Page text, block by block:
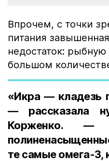
Впрочем, с точки
питания
недостаток:
большом
«Икра — кладезь
— рассказала
Корженко. —
те самые омега-3,